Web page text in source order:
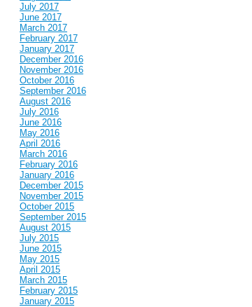
July 2017
June 2017
March 2017
February 2017
January 2017
December 2016
November 2016
October 2016
September 2016
August 2016
July 2016
June 2016
May 2016
April 2016
March 2016
February 2016
January 2016
December 2015
November 2015
October 2015
September 2015
August 2015
July 2015
June 2015
May 2015
April 2015
March 2015
February 2015
January 2015